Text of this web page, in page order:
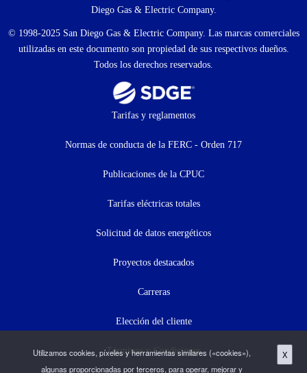
Diego Gas & Electric Company.
© 1998-2025 San Diego Gas & Electric Company. Las marcas comerciales
utilizadas en este documento son propiedad de sus respectivos dueños.
Todos los derechos reservados.
Utilizamos cookies, píxeles y herramientas similares («cookies»),
algunas proporcionadas por terceros, para operar, mejorar y
X
secundario)
Tarifas y reglamentos
Normas de conducta de la FERC - Orden 717
Publicaciones de la CPUC
Tarifas eléctricas totales
Solicitud de datos energéticos
Proyectos destacados
Carreras
Elección del cliente
Términos y Condiciones